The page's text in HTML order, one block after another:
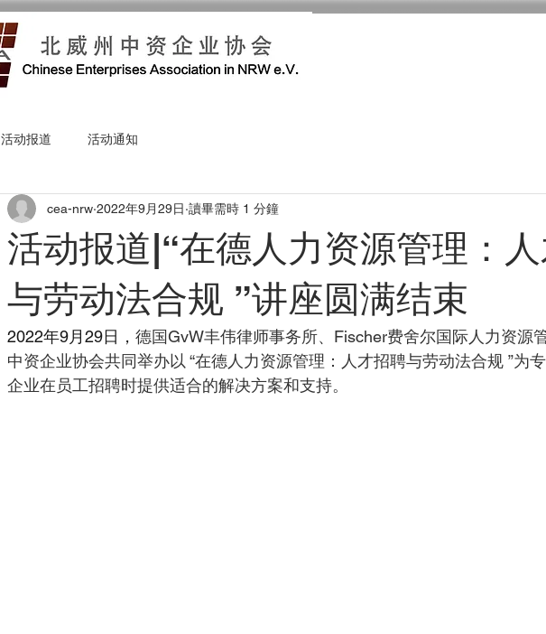
活动报道 活动通知
活动报道|“在德人力资源管理：
与劳动法合规 ”讲座圆满结束
cea-nrw 2022年9月29日 讀畢需時 1 分鐘
2022年9月29日， 德国GvW丰伟律师事务所、Fischer费舍尔国际人力资源
中资企业协会共同举办以 “在德人力资源管理：人才招聘与劳动法合规 ”为
企业在员工招聘时提供适合的解决方案和支持。